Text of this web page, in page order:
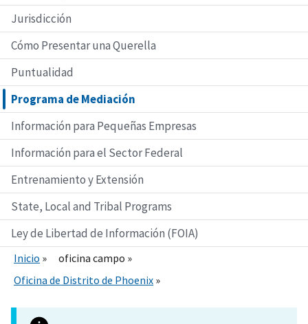
Jurisdicción
Cómo Presentar una Querella
Puntualidad
Programa de Mediación
Información para Pequeñas Empresas
Información para el Sector Federal
Entrenamiento y Extensión
State, Local and Tribal Programs
Ley de Libertad de Información (FOIA)
Inicio
oficina campo
Oficina de Distrito de Phoenix